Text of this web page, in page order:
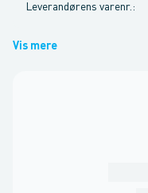
Leverandørens varenr. :
Vis mere